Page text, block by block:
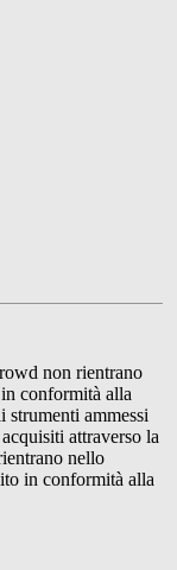
non rientrano
conformità alla
ammessi
attraverso la
nello
in conformità alla